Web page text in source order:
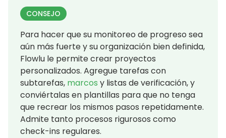
CONSEJO
Para hacer que su monitoreo de progreso sea
aún más fuerte y su organización bien definida,
Flowlu le permite crear proyectos
personalizados. Agregue tarefas con
subtarefas, marcos y listas de verificación, y
conviértalas en plantillas para que no tenga
que recrear los mismos pasos repetidamente.
Admite tanto procesos rigurosos como
check-ins regulares.